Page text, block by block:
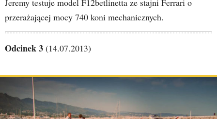
przerażającej mocy 740 koni mechanicznych.
Odcinek 3 (14.07.2013)